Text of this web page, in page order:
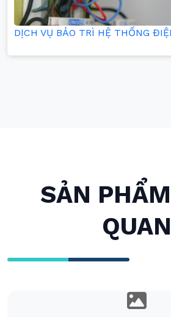
DỊCH VỤ BẢO TRÌ HỆ THỐNG
SẢN
QUAN